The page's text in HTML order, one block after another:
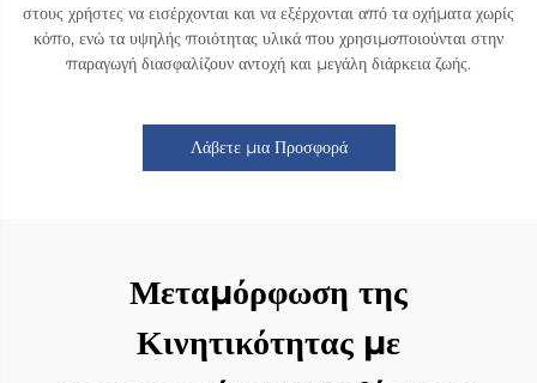
στους χρήστες να εισέρχονται και να εξέρχονται από τα οχήματα χωρίς
κόπο, ενώ τα υψηλής ποιότητας υλικά που χρησιμοποιούνται στην
παραγωγή διασφαλίζουν αντοχή και μεγάλη διάρκεια ζωής.
Λάβετε μια Προσφορά
Μεταμόρφωση της
Κινητικότητας με